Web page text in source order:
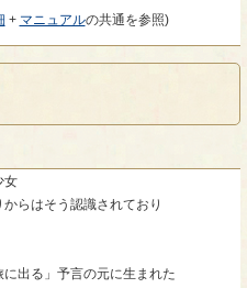
+ マニュアルの共通を参照)
女
らはそう認識されており
出る」予言の元に生まれた